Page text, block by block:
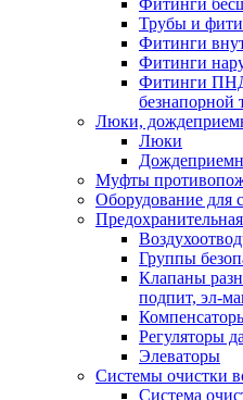
Фитинги
Трубы и
Фитинги
Фитинги
Фитинги
безнапорной
Люки,
Люки
Муфты
Оборудование для
Группы
Клапаны
подпит, эл-
Регуляторы
Элеваторы
Системы очистки
Система